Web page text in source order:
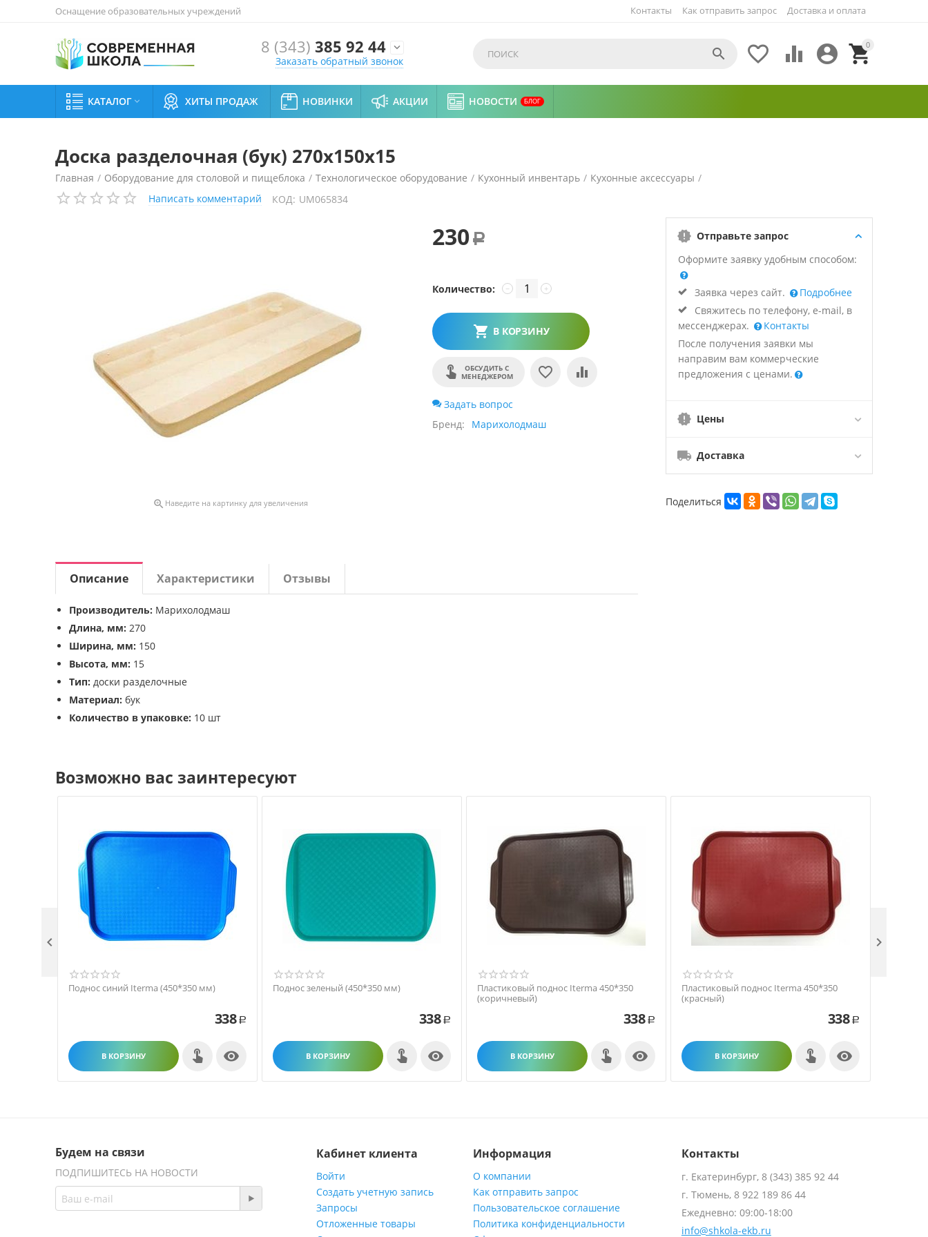
Оснащение образовательных учреждений Как отправить запрос Доставка и оплата
Контакты
8 (343) 385 92 44 
Заказать обратный звонок
0


 

КАТАЛОГ  ХИТЫ ПРОДАЖ НОВИНКИ АКЦИИ НОВОСТИ БЛОГ
Доска разделочная (бук) 270х150х15
Главная / Оборудование для столовой и пищеблока / Технологическое оборудование / Кухонный инвентарь / Кухонные аксессуары /
Доска разделочная (бук) 270х150х15
Написать комментарий КОД: UM065834
 Наведите на картинку для увеличения
230 Р
Количество: +
−
В КОРЗИНУ
ОБСУДИТЬ С
МЕНЕДЖЕРОМ
Задать вопрос
Бренд
Марихолодмаш
Отправьте запрос
Оформите заявку удобным способом:
Заявка через сайт.
Подробнее
Свяжитесь по телефону, e-mail, в
мессенджерах.
Контакты
После получения заявки мы
направим вам коммерческие
предложения с ценами.
Цены
Доставка
Поделиться
Описание Характеристики Отзывы
Производитель: Марихолодмаш
Длина, мм: 270
Ширина, мм: 150
Высота, мм: 15
Тип: доски разделочные
Материал: бук
Количество в упаковке: 10 шт
Возможно вас заинтересуют
Поднос синий Iterma (450*350 мм)
338 Р
В КОРЗИНУ 
Поднос зеленый (450*350 мм)
338 Р
В КОРЗИНУ 
Пластиковый поднос Iterma 450*350
(коричневый)
338 Р
В КОРЗИНУ 
Пластиковый поднос Iterma 450*350
(красный)
338 Р
В КОРЗИНУ 
 
Будем на связи
ПОДПИШИТЕСЬ НА НОВОСТИ
Кабинет клиента
Войти
Создать учетную запись
Запросы
Отложенные товары
Информация
О компании
Как отправить запрос
Пользовательское соглашение
Политика конфиденциальности
Контакты
г. Екатеринбург, 8 (343) 385 92 44
г. Тюмень, 8 922 189 86 44
Ежедневно: 09:00-18:00
info@shkola-ekb.ru